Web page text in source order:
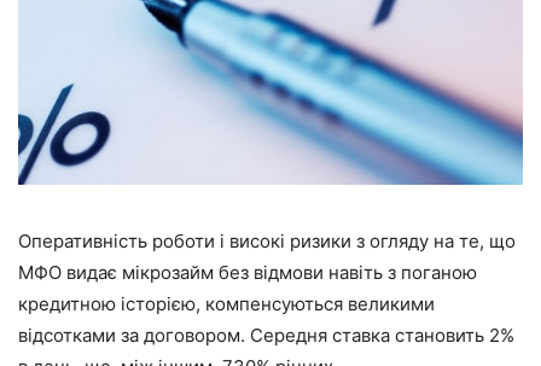
Оперативність роботи і високі ризики з огляду на те, що
МФО видає мікрозайм без відмови навіть з поганою
кредитною історією, компенсуються великими
відсотками за договором. Середня ставка становить 2%